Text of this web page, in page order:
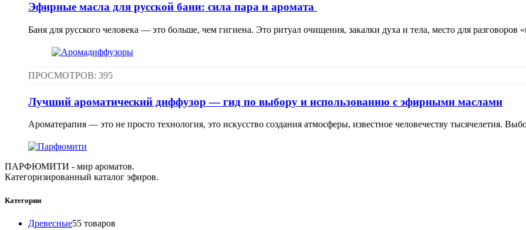
Эфирные масла для русской бани: сила пара и аромата
Баня для русского человека — это больше, чем гигиена. Это ритуал очищения, закалки духа и тела, место для разговоров
ПРОСМОТРОВ: 395
Лучший ароматический диффузор — гид по выбору и использованию с эфирными маслами
Ароматерапия — это не просто технология, это искусство создания атмосферы, известное человечеству тысячелетия.
ПАРФЮМИТИ - мир ароматов.
Категоризированный каталог эфиров.
Категории
Древесные55 товаров